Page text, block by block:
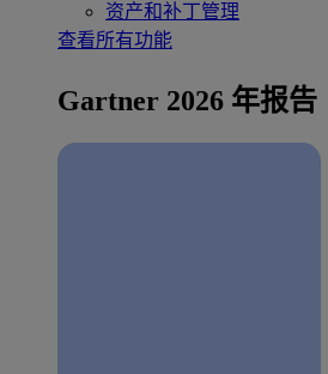
资产和补丁管理
查看所有功能
Gartner 2026 年报告